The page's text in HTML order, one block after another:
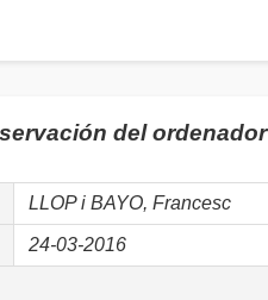
del ordenador
LLOP i BAYO, Francesc
24-03-2016